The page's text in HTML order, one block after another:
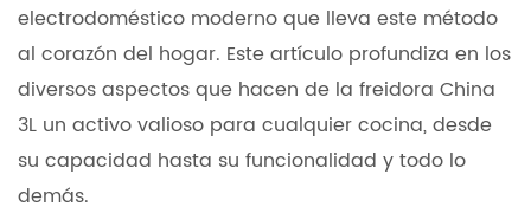
electrodoméstico moderno que lleva este método
al corazón del hogar. Este artículo profundiza en los
diversos aspectos que hacen de la freidora China
3L un activo valioso para cualquier cocina, desde
su capacidad hasta su funcionalidad y todo lo
demás.